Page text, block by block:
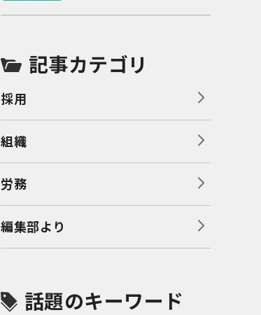
記事カテゴリ
採用
組織
労務
編集部より
話題のキーワード